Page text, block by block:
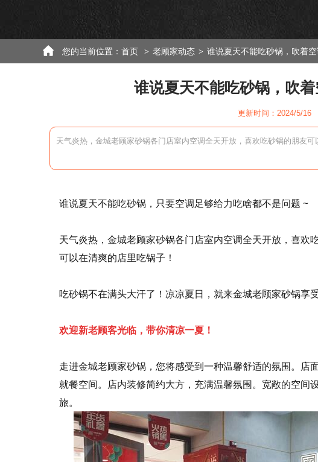
您的当前位置： 首页 > 老顾家动态 > 谁说夏天不能吃砂锅，吹着空
谁说夏天不能吃砂锅，吹
更新时间：2024/5/
天气炎热，金城老顾家砂锅各门店室内空调全天开放，喜欢吃砂锅的朋友
谁说夏天不能吃砂锅，只要空调足够给力吃啥都不是问题 ~
天气炎热，金城老顾家砂锅各门店室内空调全天开放，喜欢
可以在清爽的店里吃锅子！
吃砂锅不在满头大汗了！凉凉夏日，就来金城老顾家砂锅享
欢迎新老顾客光临，带你清凉一夏！
走进金城老顾家砂锅，您将感受到一种温馨舒适的氛围。店
就餐空间。店内装修简约大方，充满温馨氛围。宽敞的空间
旅。